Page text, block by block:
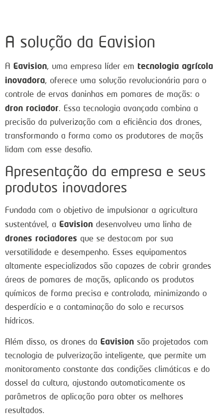
A solução da Eavision
A Eavision, uma empresa líder em tecnologia agrícola
inovadora, oferece uma solução revolucionária para o
controle de ervas daninhas em pomares de maçãs: o
dron rociador. Essa tecnologia avançada combina a
precisão da pulverização com a eficiência dos drones,
transformando a forma como os produtores de maçãs
lidam com esse desafio.
Apresentação da empresa e seus
produtos inovadores
Fundada com o objetivo de impulsionar a agricultura
sustentável, a Eavision desenvolveu uma linha de
drones rociadores que se destacam por sua
versatilidade e desempenho. Esses equipamentos
altamente especializados são capazes de cobrir grandes
áreas de pomares de maçãs, aplicando os produtos
químicos de forma precisa e controlada, minimizando o
desperdício e a contaminação do solo e recursos
hídricos.
Além disso, os drones da Eavision são projetados com
tecnologia de pulverização inteligente, que permite um
monitoramento constante das condições climáticas e do
dossel da cultura, ajustando automaticamente os
parâmetros de aplicação para obter os melhores
resultados.